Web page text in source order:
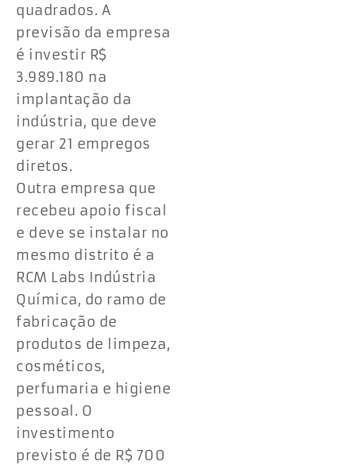
quadrados. A
previsão da empresa
é investir R$
3.989.180 na
implantação da
indústria, que deve
gerar 21 empregos
diretos.
Outra empresa que
recebeu apoio fiscal
e deve se instalar no
mesmo distrito é a
RCM Labs Indústria
Química, do ramo de
fabricação de
produtos de limpeza,
cosméticos,
perfumaria e higiene
pessoal. O
investimento
previsto é de R$ 700